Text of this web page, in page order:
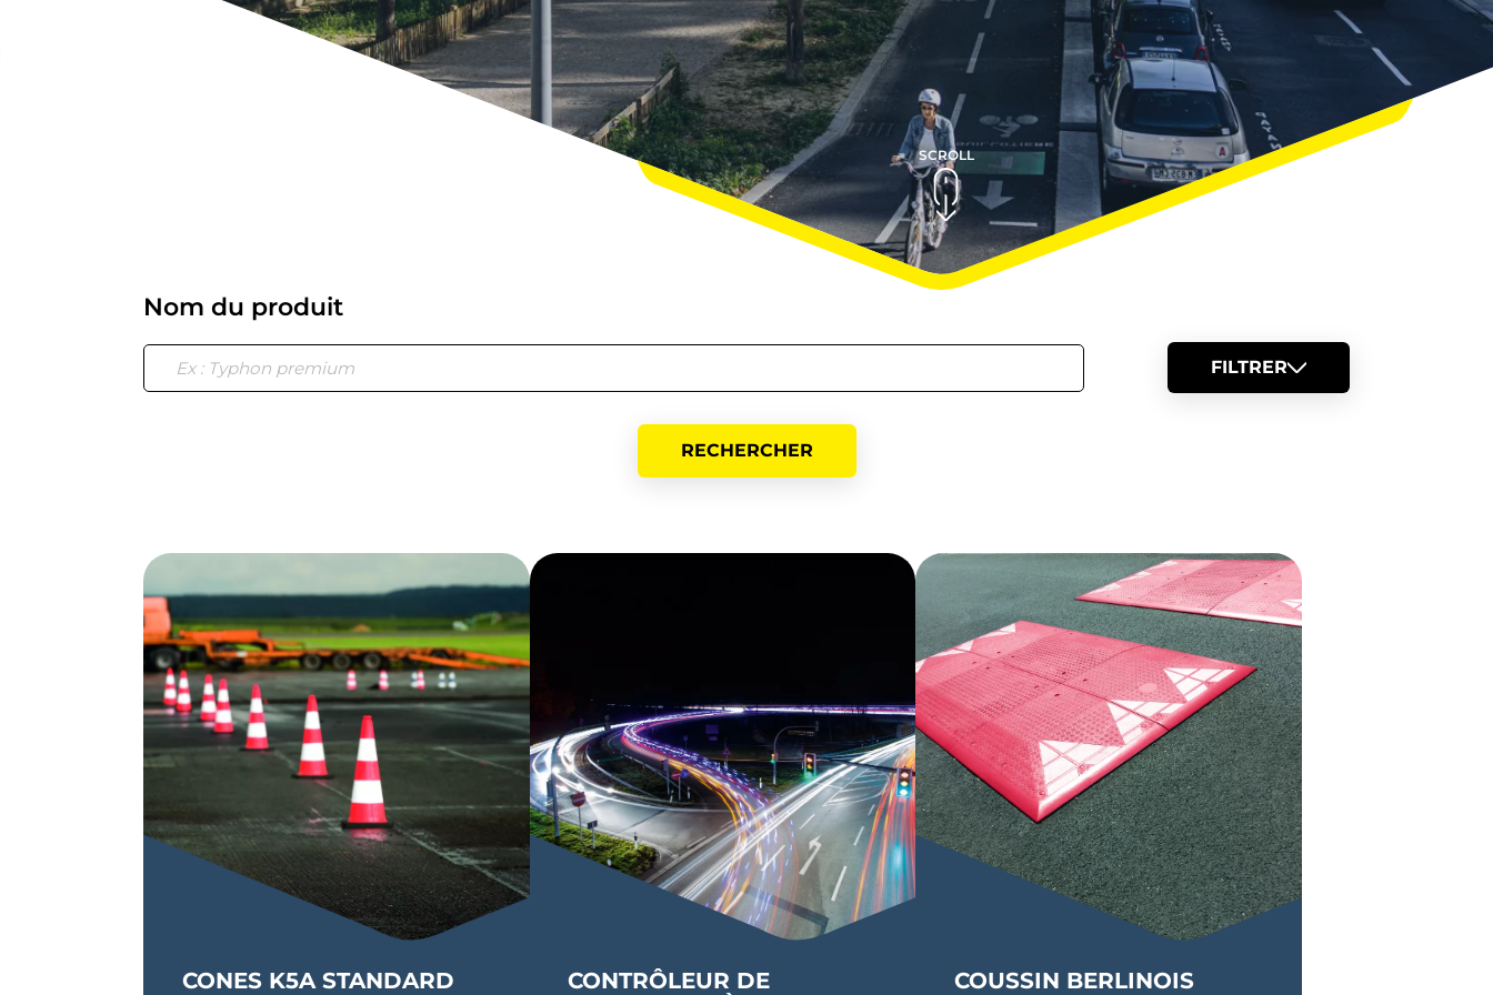
SCROLL
Nom du produit
FILTRER
CONES K5A STANDARD
Balise qui permet de signaler la présence
CONTRÔLEUR DE
COUSSIN BERLINOIS
Dispositif qui permet de ralentir le trafic en
agglomération, ainsi que sur les aires de